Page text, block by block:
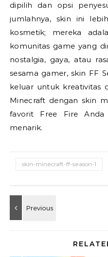
dipilih dan opsi
jumlahnya, skin ini
kosmetik; mereka
komunitas game yang
nostalgia, gaya, atau
sesama gamer, skin FF
keluar untuk kreativitas
Minecraft dengan skin
favorit Free Fire
menarik.
skin-minecraft-ff-season-1